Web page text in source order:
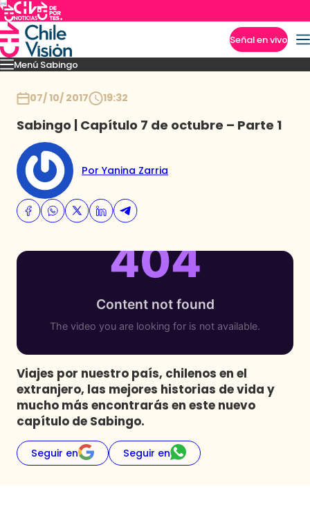
Señal en vivo
Menú Sabingo
HeroicasAmigas en ViajeSecretos de los AndesLos reyes
07/ 10/ 2017 19:32
Sabingo | Capítulo 7 de octubre – Parte 1
Por Yanina Zarria
Viajes por nuestro país, chilenos en el
extranjero, las mejores historias de vida y
mucho más encontrarás en este nuevo
capítulo de Sabingo.
Seguir en Seguir en
Imperdibles
Programas
Contigo en Directo
Plan Perfecto
El Tiempo
Sabingo
Todos Los Programas